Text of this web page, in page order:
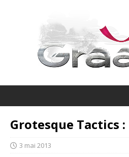
Grotesque Tactics
3 mai 2013